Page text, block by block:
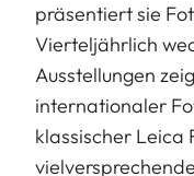
präsentiert sie
Vierteljährlich
Ausstellungen
internationaler
klassischer Leica